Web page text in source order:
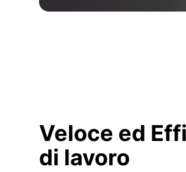
Veloce ed
di lavoro